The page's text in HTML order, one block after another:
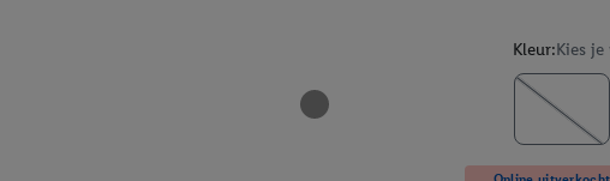
Kleur:Kies